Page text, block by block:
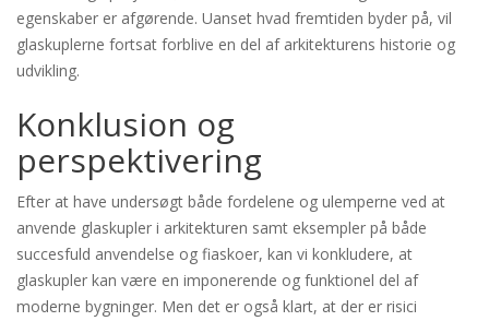
egenskaber er afgørende. Uanset hvad fremtiden byder på, vil
glaskuplerne fortsat forblive en del af arkitekturens historie og
udvikling.
Konklusion og
perspektivering
Efter at have undersøgt både fordelene og ulemperne ved at
anvende glaskupler i arkitekturen samt eksempler på både
succesfuld anvendelse og fiaskoer, kan vi konkludere, at
glaskupler kan være en imponerende og funktionel del af
moderne bygninger. Men det er også klart, at der er risici